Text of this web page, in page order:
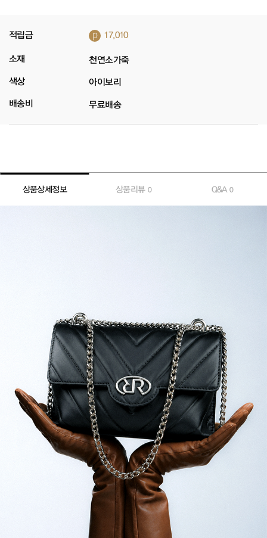
적립금 p 17,010
소재 천연소가죽
색상 아이보리
배송비 무료배송
상품상세정보 상품리뷰 0 Q&A0